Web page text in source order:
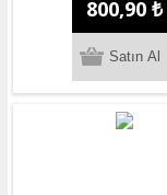
800,90 ₺